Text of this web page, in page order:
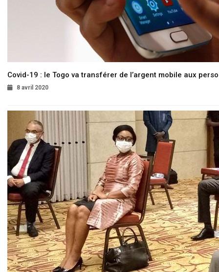
Covid-19 : le Togo va transférer de l’argent mobile aux
8 avril 2020